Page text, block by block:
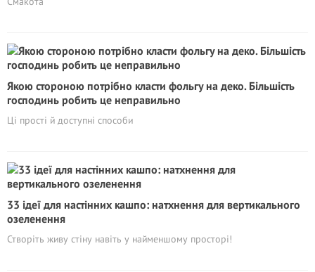
Якою стороною потрібно класти фольгу на деко. Більшість
господинь робить це неправильно
Ці прості й доступні способи
33 ідеї для настінних кашпо: натхнення для вертикального
озеленення
Створіть живу стіну навіть у найменшому просторі!